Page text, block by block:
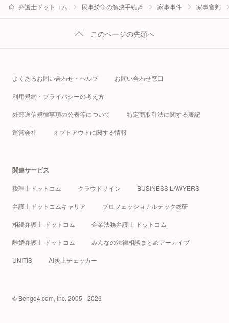
弁護士ドットコム 民事紛争の解決手続き 家事事件 家事審判
このページの先頭へ
よくあるお問い合わせ・ヘルプ お問い合わせ窓口
利用規約・プライバシーの考え方
外部送信規律事項の公表等について 特定商取引法に関する表記
運営会社 オプトアウトに関する情報
関連サービス
税理士ドットコム クラウドサイン BUSINESS LAWYERS
弁護士ドットコムキャリア プロフェッショナルテック総研
相続弁護士 ドットコム 企業法務弁護士 ドットコム
離婚弁護士 ドットコム みんなの法律相談まとめアーカイブ
UNITIS AI炎上チェッカー
© Bengo4.com, Inc. 2005 - 2026